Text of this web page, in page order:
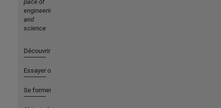
pace of
engineering
and
science
Découvrir les produits
Essayer ou acheter
Se former